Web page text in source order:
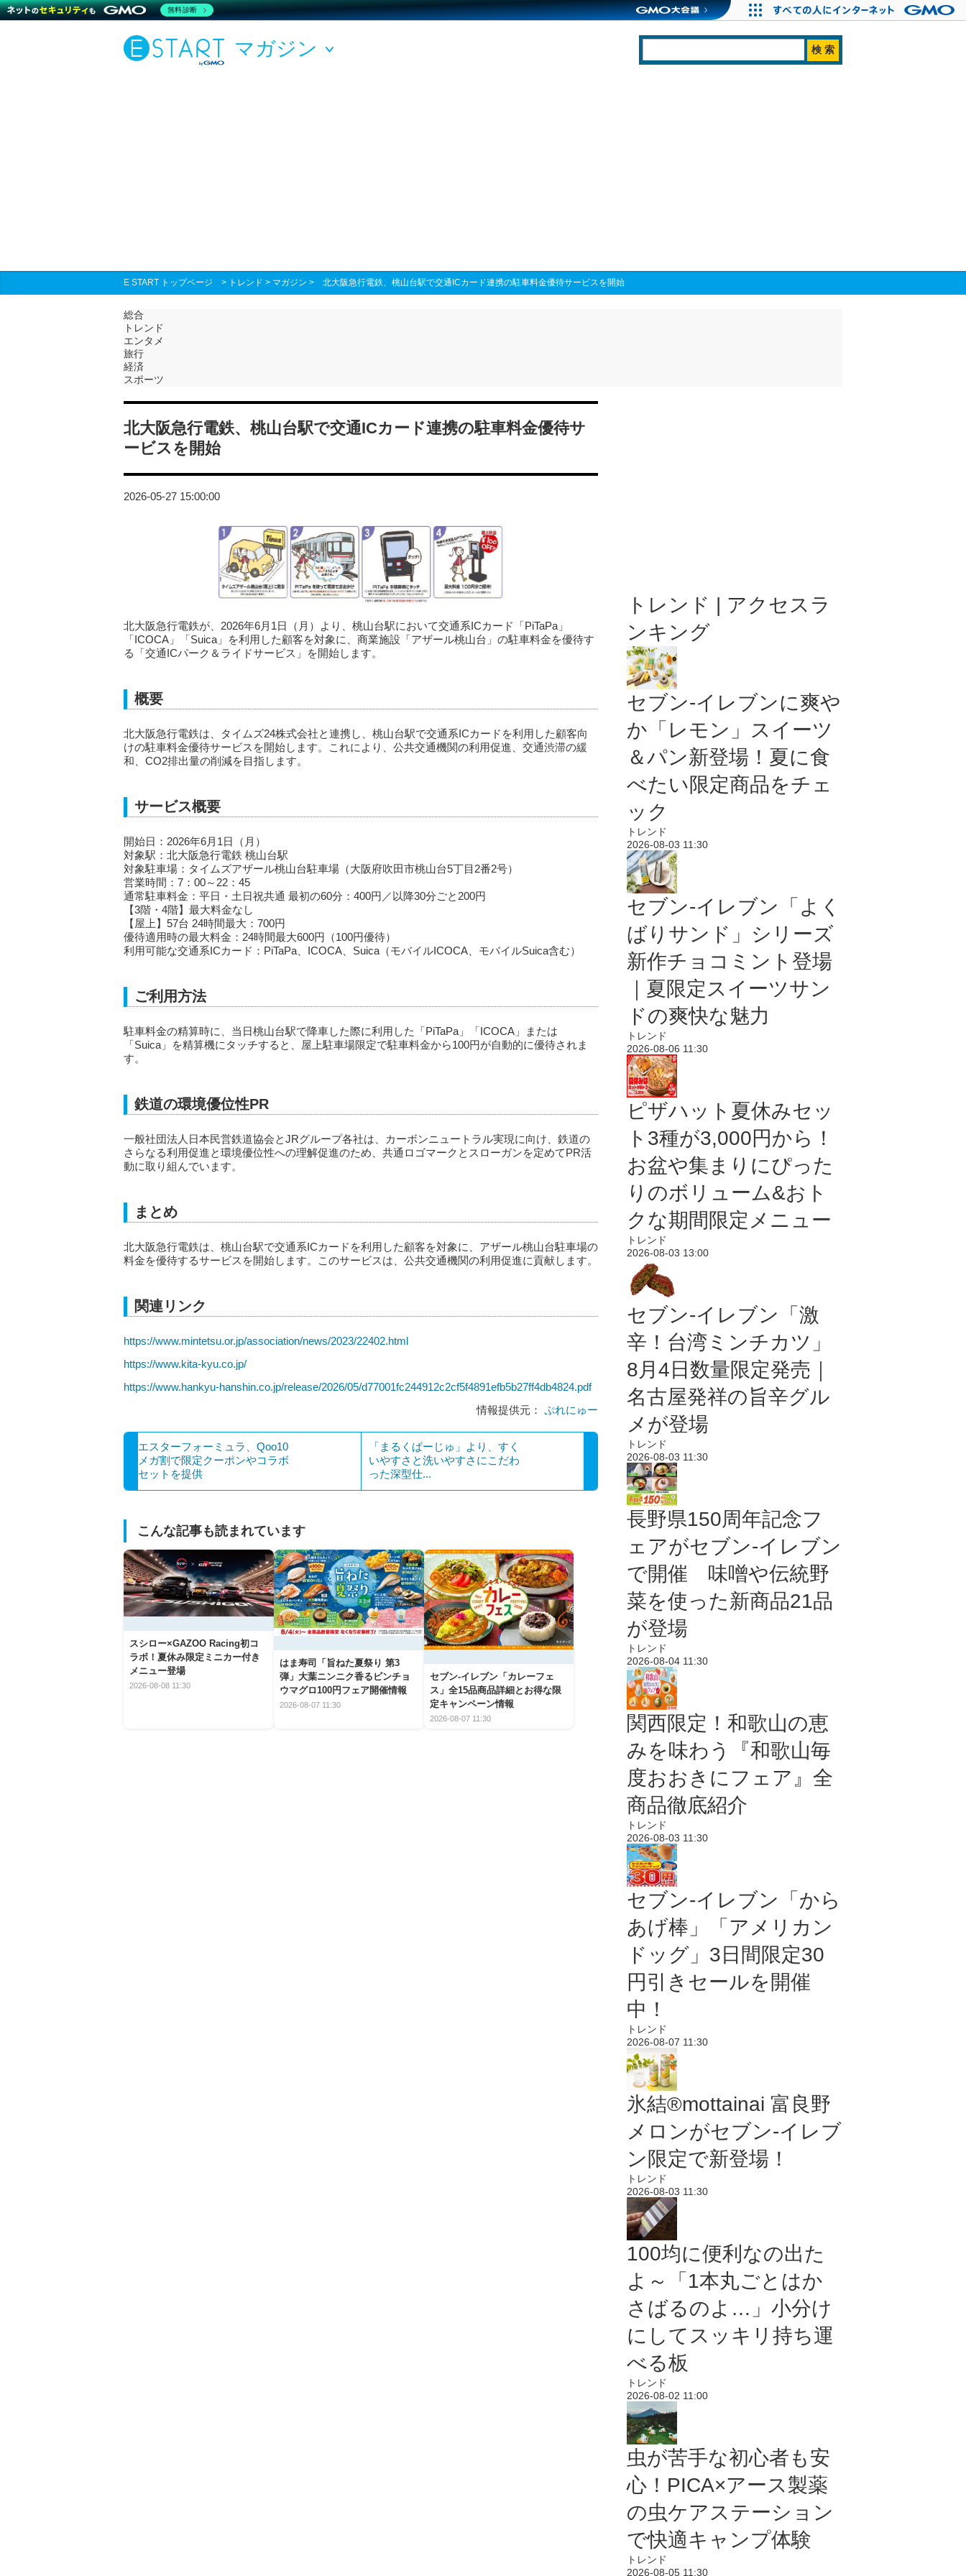
マガジン
E START トップページ > トレンド > マガジン > 北大阪急行電鉄、桃山台駅で交通ICカード連携の駐車料金優待サービスを開始
総合
トレンド
エンタメ
旅行
経済
スポーツ
北大阪急行電鉄、桃山台駅で交通ICカード連携の駐車料金優待サ
ービスを開始
2026-05-27 15:00:00
北大阪急行電鉄が、2026年6月1日（月）より、桃山台駅において交通系ICカード「PiTaPa」
「ICOCA」「Suica」を利用した顧客を対象に、商業施設「アザール桃山台」の駐車料金を優待す
る「交通ICパーク＆ライドサービス」を開始します。
概要
北大阪急行電鉄は、タイムズ24株式会社と連携し、桃山台駅で交通系ICカードを利用した顧客向
けの駐車料金優待サービスを開始します。これにより、公共交通機関の利用促進、交通渋滞の緩
和、CO2排出量の削減を目指します。
サービス概要
開始日：2026年6月1日（月）
対象駅：北大阪急行電鉄 桃山台駅
対象駐車場：タイムズアザール桃山台駐車場（大阪府吹田市桃山台5丁目2番2号）
営業時間：7：00～22：45
通常駐車料金：平日・土日祝共通 最初の60分：400円／以降30分ごと200円
【3階・4階】最大料金なし
【屋上】57台 24時間最大：700円
優待適用時の最大料金：24時間最大600円（100円優待）
利用可能な交通系ICカード：PiTaPa、ICOCA、Suica（モバイルICOCA、モバイルSuica含む）
ご利用方法
駐車料金の精算時に、当日桃山台駅で降車した際に利用した「PiTaPa」「ICOCA」または
「Suica」を精算機にタッチすると、屋上駐車場限定で駐車料金から100円が自動的に優待されま
す。
鉄道の環境優位性PR
一般社団法人日本民営鉄道協会とJRグループ各社は、カーボンニュートラル実現に向け、鉄道の
さらなる利用促進と環境優位性への理解促進のため、共通ロゴマークとスローガンを定めてPR活
動に取り組んでいます。
まとめ
北大阪急行電鉄は、桃山台駅で交通系ICカードを利用した顧客を対象に、アザール桃山台駐車場の
料金を優待するサービスを開始します。このサービスは、公共交通機関の利用促進に貢献します。
関連リンク
https://www.mintetsu.or.jp/association/news/2023/22402.html
https://www.kita-kyu.co.jp/
https://www.hankyu-hanshin.co.jp/release/2026/05/d77001fc244912c2cf5f4891efb5b27ff4db4824.pdf
情報提供元： ぷれにゅー
エスターフォーミュラ、Qoo10
メガ割で限定クーポンやコラボ
セットを提供
「まるくぱーじゅ」より、すく
いやすさと洗いやすさにこだわ
った深型仕...
こんな記事も読まれています
スシロー×GAZOO Racing初コ
ラボ！夏休み限定ミニカー付き
メニュー登場
2026-08-08 11:30
はま寿司「旨ねた夏祭り 第3
弾」大葉ニンニク香るビンチョ
ウマグロ100円フェア開催情報
2026-08-07 11:30
セブン‐イレブン「カレーフェ
ス」全15品商品詳細とお得な限
定キャンペーン情報
2026-08-07 11:30
トレンド | アクセスラ
ンキング
セブン‐イレブンに爽や
か「レモン」スイーツ
＆パン新登場！夏に食
べたい限定商品をチェ
ック
トレンド
2026-08-03 11:30
セブン‐イレブン「よく
ばりサンド」シリーズ
新作チョコミント登場
｜夏限定スイーツサン
ドの爽快な魅力
トレンド
2026-08-06 11:30
ピザハット夏休みセッ
ト3種が3,000円から！
お盆や集まりにぴった
りのボリューム&おト
クな期間限定メニュー
トレンド
2026-08-03 13:00
セブン-イレブン「激
辛！台湾ミンチカツ」
8月4日数量限定発売｜
名古屋発祥の旨辛グル
メが登場
トレンド
2026-08-03 11:30
長野県150周年記念フ
ェアがセブン-イレブン
で開催 味噌や伝統野
菜を使った新商品21品
が登場
トレンド
2026-08-04 11:30
関西限定！和歌山の恵
みを味わう『和歌山毎
度おおきにフェア』全
商品徹底紹介
トレンド
2026-08-03 11:30
セブン‐イレブン「から
あげ棒」「アメリカン
ドッグ」3日間限定30
円引きセールを開催
中！
トレンド
2026-08-07 11:30
氷結®mottainai 富良野
メロンがセブン‐イレブ
ン限定で新登場！
トレンド
2026-08-03 11:30
100均に便利なの出た
よ～「1本丸ごとはか
さばるのよ…」小分け
にしてスッキリ持ち運
べる板
トレンド
2026-08-02 11:00
虫が苦手な初心者も安
心！PICA×アース製薬
の虫ケアステーション
で快適キャンプ体験
トレンド
2026-08-05 11:30
無料診断